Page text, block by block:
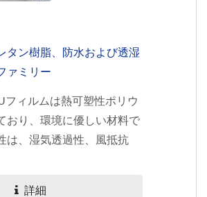
タン樹脂、防水および透湿
ァミリー
フィルムは熱可塑性ポリウ
おり、環境に優しい材料で
は、湿気透過性、風抵抗
詳細